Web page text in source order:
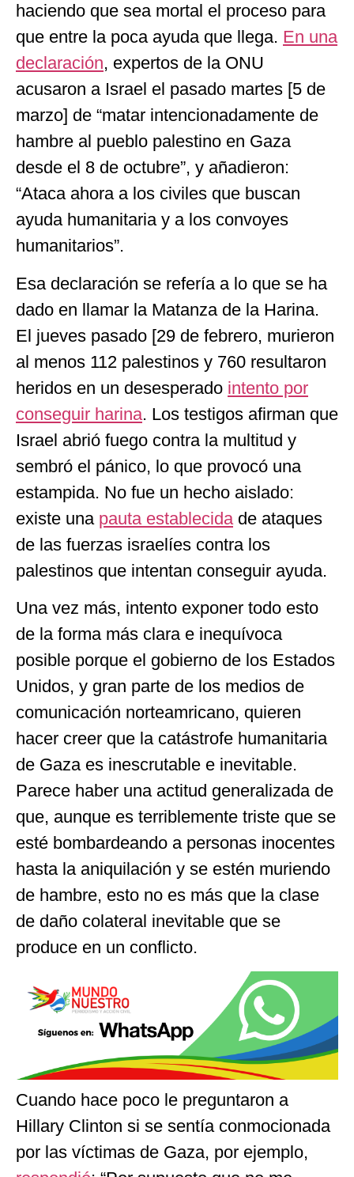
haciendo que sea mortal el proceso para
que entre la poca ayuda que llega. En una
declaración, expertos de la ONU
acusaron a Israel el pasado martes [5 de
marzo] de “matar intencionadamente de
hambre al pueblo palestino en Gaza
desde el 8 de octubre”, y añadieron:
“Ataca ahora a los civiles que buscan
ayuda humanitaria y a los convoyes
humanitarios”.
Esa declaración se refería a lo que se ha
dado en llamar la Matanza de la Harina.
El jueves pasado [29 de febrero, murieron
al menos 112 palestinos y 760 resultaron
heridos en un desesperado intento por
conseguir harina. Los testigos afirman que
Israel abrió fuego contra la multitud y
sembró el pánico, lo que provocó una
estampida. No fue un hecho aislado:
existe una pauta establecida de ataques
de las fuerzas israelíes contra los
palestinos que intentan conseguir ayuda.
Una vez más, intento exponer todo esto
de la forma más clara e inequívoca
posible porque el gobierno de los Estados
Unidos, y gran parte de los medios de
comunicación norteamricano, quieren
hacer creer que la catástrofe humanitaria
de Gaza es inescrutable e inevitable.
Parece haber una actitud generalizada de
que, aunque es terriblemente triste que se
esté bombardeando a personas inocentes
hasta la aniquilación y se estén muriendo
de hambre, esto no es más que la clase
de daño colateral inevitable que se
produce en un conflicto.
Cuando hace poco le preguntaron a
Hillary Clinton si se sentía conmocionada
por las víctimas de Gaza, por ejemplo,